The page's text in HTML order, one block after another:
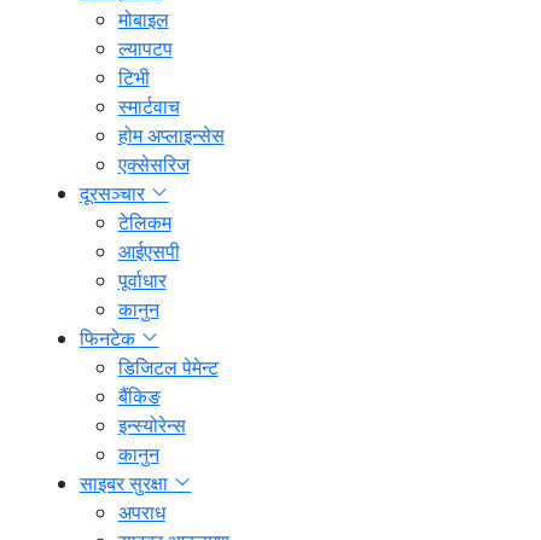
मोबाइल
ल्यापटप
टिभी
स्मार्टवाच
होम अप्लाइन्सेस
एक्सेसरिज
दूरसञ्चार
टेलिकम
आईएसपी
पूर्वाधार
कानुन
फिनटेक
डिजिटल पेमेन्ट
बैंकिङ
इन्स्योरेन्स
कानुन
साइबर सुरक्षा
अपराध